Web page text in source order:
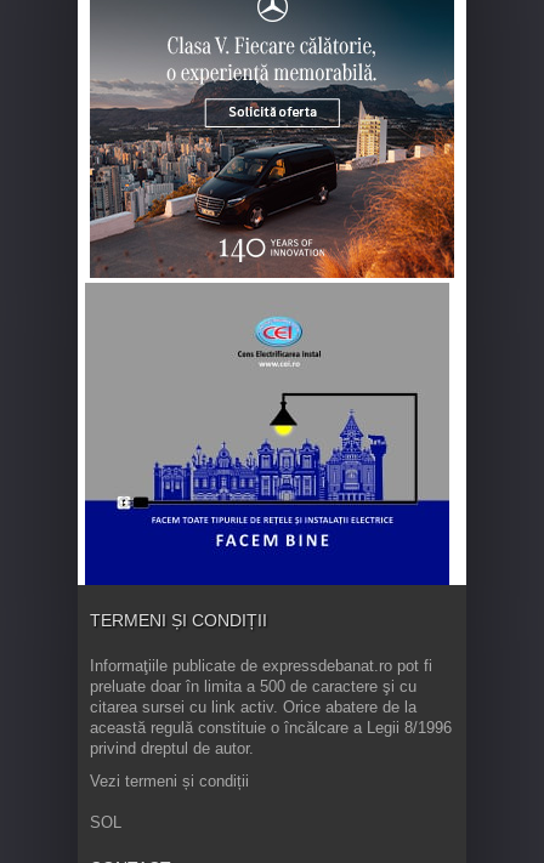
TERMENI ȘI CONDIȚII
Informaţiile publicate de expressdebanat.ro pot fi
preluate doar în limita a 500 de caractere şi cu
citarea sursei cu link activ. Orice abatere de la
această regulă constituie o încălcare a Legii 8/1996
privind dreptul de autor.
Vezi termeni și condiții
SOL